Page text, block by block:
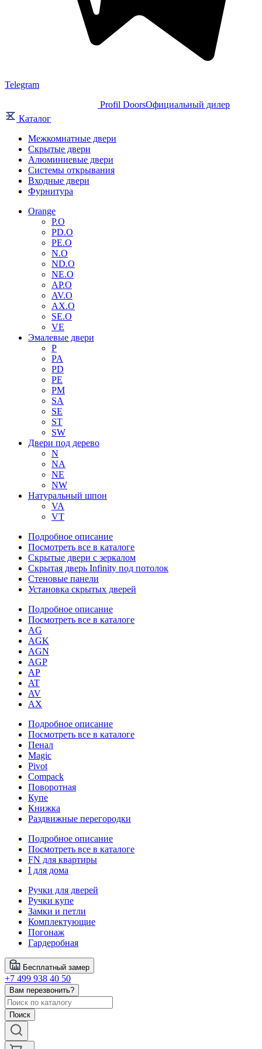
Telegram
Profil DoorsОфициальный дилер
Каталог
Межкомнатные двери
Скрытые двери
Алюминиевые двери
Системы открывания
Входные двери
Фурнитура
Orange
P.O
PD.O
PE.O
N.O
ND.O
NE.O
AP.O
AV.O
AX.O
SE.O
VE
Эмалевые двери
P
PA
PD
PE
PM
SA
SE
ST
SW
Двери под дерево
N
NA
NE
NW
Натуральный шпон
VA
VT
Подробное описание
Посмотреть все в каталоге
Скрытые двери с зеркалом
Скрытая дверь Infinity под потолок
Стеновые панели
Установка скрытых дверей
Подробное описание
Посмотреть все в каталоге
AG
AGK
AGN
AGP
AP
AT
AV
AX
Подробное описание
Посмотреть все в каталоге
Пенал
Magic
Pivot
Compack
Поворотная
Купе
Книжка
Раздвижные перегородки
Подробное описание
Посмотреть все в каталоге
FN для квартиры
I для дома
Ручки для дверей
Ручки купе
Замки и петли
Комплектующие
Погонаж
Гардеробная
Бесплатный замер
+7 499 938 40 50
Вам перезвонить?
Поиск